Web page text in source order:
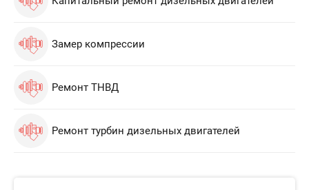
Замер компрессии
Ремонт ТНВД
Ремонт турбин дизельных двигателей